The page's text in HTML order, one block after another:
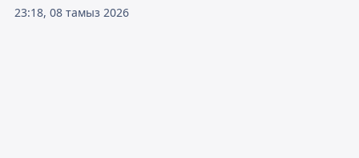
23:18, 08 тамыз 2026